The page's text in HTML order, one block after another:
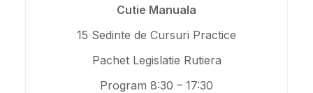
Cutie Manuala
15 Sedinte de Cursuri Practice
Pachet Legislatie Rutiera
Program 8:30 – 17:30